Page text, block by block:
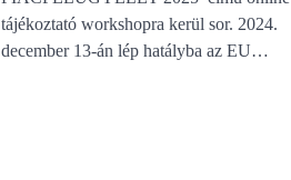
tájékoztató workshopra kerül sor. 2024.
december 13-án lép hatályba az EU…